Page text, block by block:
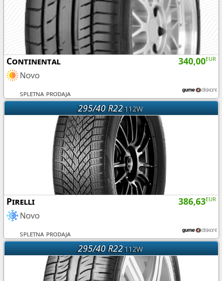
340,00EUR
Continental
Novo
spletna prodaja
295/40 R22112W
386,63EUR
Pirelli
Novo
spletna prodaja
295/40 R22112W